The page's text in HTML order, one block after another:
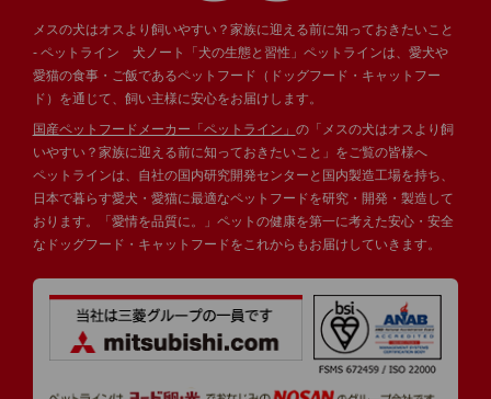
メスの犬はオスより飼いやすい？家族に迎える前に知っておきたいこと
- ペットライン 犬ノート「犬の生態と習性」ペットラインは、愛犬や
愛猫の食事・ご飯であるペットフード（ドッグフード・キャットフー
ド）を通じて、飼い主様に安心をお届けします。
国産ペットフードメーカー「ペットライン」 の「メスの犬はオスより飼
いやすい？家族に迎える前に知っておきたいこと」をご覧の皆様へ
ペットラインは、自社の国内研究開発センターと国内製造工場を持ち、
日本で暮らす愛犬・愛猫に最適なペットフードを研究・開発・製造して
おります。「愛情を品質に。」ペットの健康を第一に考えた安心・安全
なドッグフード・キャットフードをこれからもお届けしていきます。